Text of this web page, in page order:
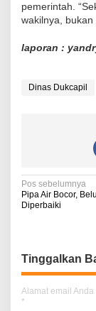
pemerintah.
wakilnya, bukan
laporan :
Dinas Dukcapil
N
a
i
g
a
Pos sebelumnya
Pipa Air Bocor,
Diperbaiki
Tinggalkan
Alamat email
*